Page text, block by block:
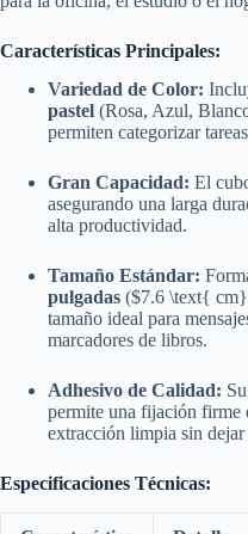
Características Principales:
Variedad de Color:
pastel (Rosa, Azul,
permiten categorizar
Gran Capacidad: El
asegurando una larga
alta productividad.
Tamaño Estándar:
pulgadas ($7.6 \text{
tamaño ideal para
marcadores de libros.
Adhesivo de Calidad:
permite una fijación firme
extracción limpia sin dejar
Especificaciones Técnicas: